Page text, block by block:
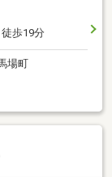
歩19分
場町